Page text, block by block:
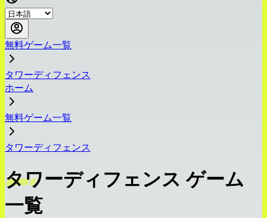
無料ゲーム一覧
タワーディフェンス
ホーム
無料ゲーム一覧
タワーディフェンス
タワーディフェンス ゲーム
一覧